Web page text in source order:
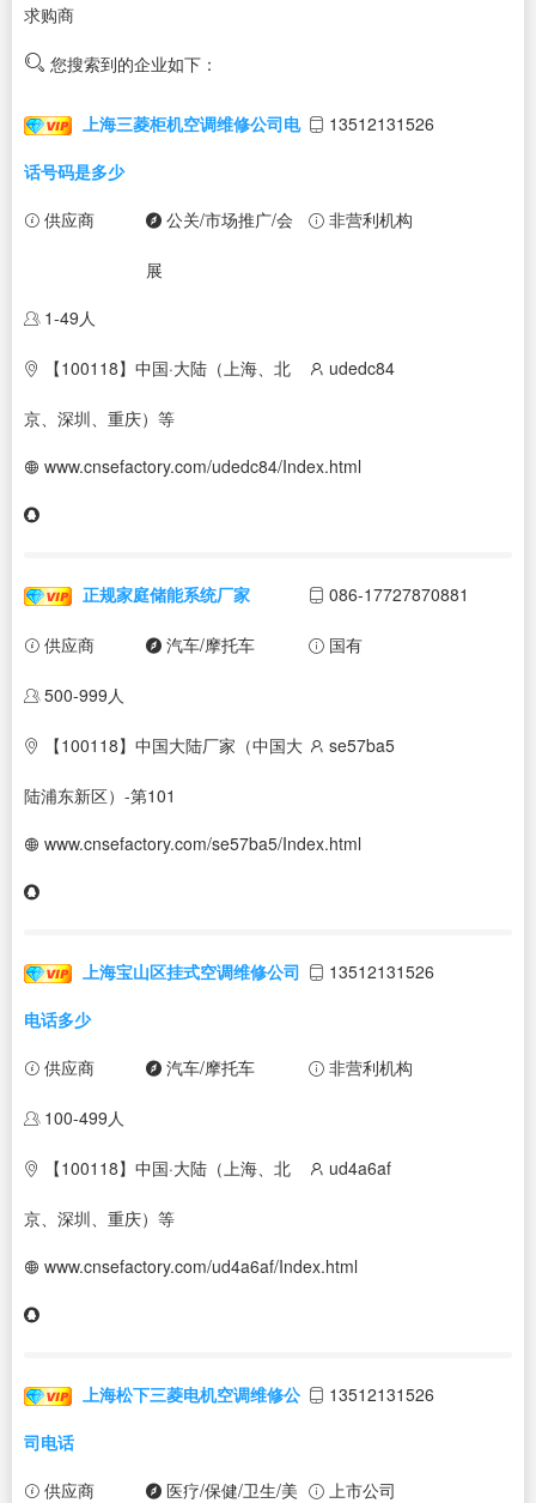
求购商
您搜索到的企业如下：
上海三菱柜机空调维修公司电
话号码是多少
13512131526
供应商 公关/市场推广/会
展
非营利机构
1-49人
【100118】中国·大陆（上海、北
京、深圳、重庆）等
udedc84
www.cnsefactory.com/udedc84/Index.html
正规家庭储能系统厂家 086-17727870881
供应商 汽车/摩托车 国有
500-999人
【100118】中国大陆厂家（中国大
陆浦东新区）-第101
se57ba5
www.cnsefactory.com/se57ba5/Index.html
上海宝山区挂式空调维修公司
电话多少
13512131526
供应商 汽车/摩托车 非营利机构
100-499人
【100118】中国·大陆（上海、北
京、深圳、重庆）等
ud4a6af
www.cnsefactory.com/ud4a6af/Index.html
上海松下三菱电机空调维修公
司电话
13512131526
供应商 医疗/保健/卫生/美 上市公司